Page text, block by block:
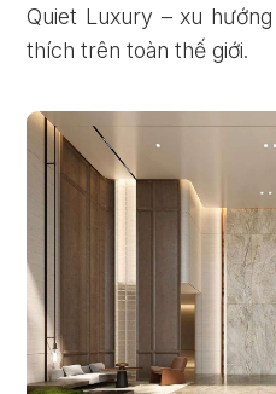
Quiet Luxury – xu
thích trên toàn thế giới.